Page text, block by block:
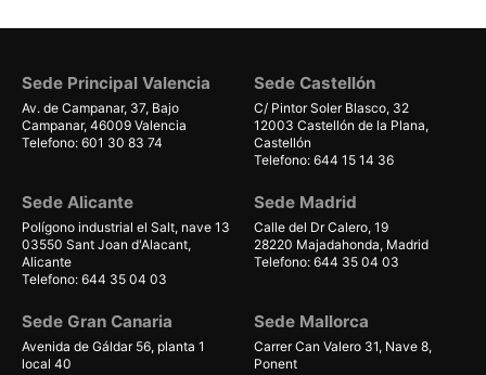
Sede Principal Valencia
Av. de Campanar, 37, Bajo
Campanar, 46009 Valencia
Telefono: 601 30 83 74
Sede Castellón
C/ Pintor Soler Blasco, 32
12003 Castellón de la Plana,
Castellón
Telefono: 644 15 14 36
Sede Alicante
Polígono industrial el Salt, nave 13
03550 Sant Joan d'Alacant,
Alicante
Telefono: 644 35 04 03
Sede Madrid
Calle del Dr Calero, 19
28220 Majadahonda, Madrid
Telefono: 644 35 04 03
Sede Gran Canaria
Avenida de Gáldar 56, planta 1
local 40
Sede Mallorca
Carrer Can Valero 31, Nave 8,
Ponent